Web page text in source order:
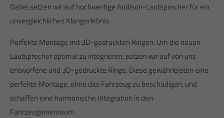
Dabei setzen wir auf hochwertige Audison-Lautsprecher für ein
unvergleichliches Klangerlebnis.
Perfekte Montage mit 3D-gedruckten Ringen: Um die neuen
Lautsprecher optimal zu integrieren, setzen wir auf von uns
entworfene und 3D-gedruckte Ringe. Diese gewährleisten eine
perfekte Montage, ohne das Fahrzeug zu beschädigen, und
schaffen eine harmonische Integration in den
Fahrzeuginnenraum.